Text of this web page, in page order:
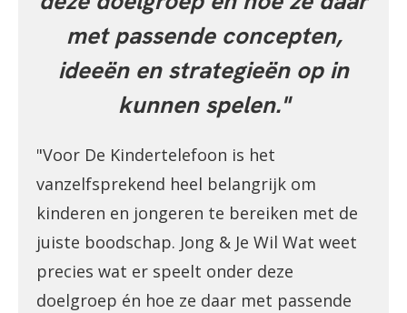
met passende concepten,
ideeën en strategieën op in
kunnen spelen."
"Voor De Kindertelefoon is het
vanzelfsprekend heel belangrijk om
kinderen en jongeren te bereiken met de
juiste boodschap. Jong & Je Wil Wat weet
precies wat er speelt onder deze
doelgroep én hoe ze daar met passende